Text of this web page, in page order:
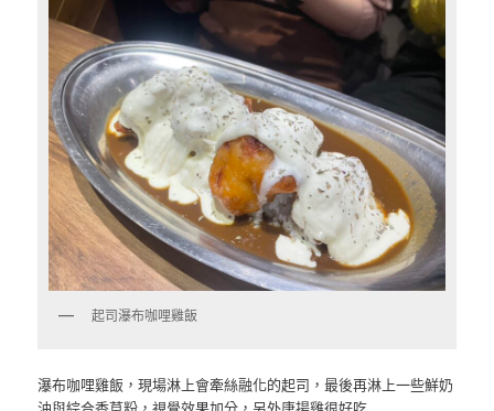
起司瀑布咖哩雞飯
瀑布咖哩雞飯，現場淋上會牽絲融化的起司，最後再淋上一些鮮奶